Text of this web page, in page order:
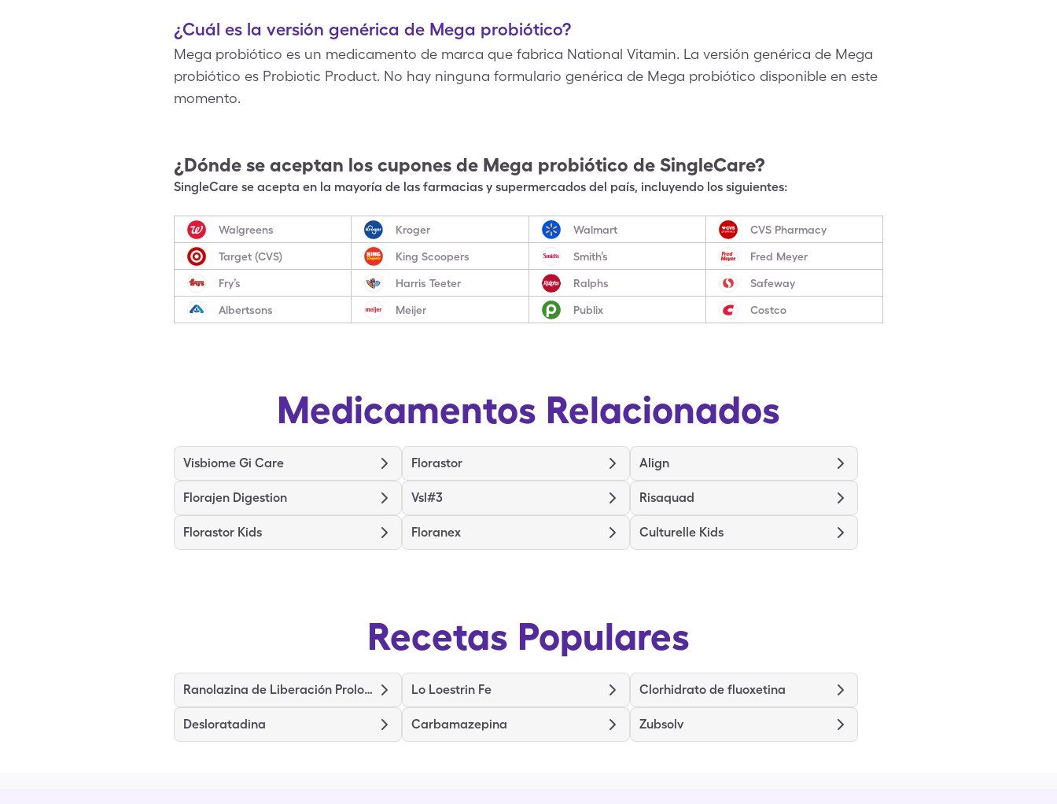
¿Cuál es la versión genérica de Mega probiótico?
Mega probiótico es un medicamento de marca que fabrica National Vitamin. La versión genérica de Mega
probiótico es Probiotic Product. No hay ninguna formulario genérica de Mega probiótico disponible en este
momento.
¿Dónde se aceptan los cupones de Mega probiótico de SingleCare?
SingleCare se acepta en la mayoría de las farmacias y supermercados del país, incluyendo los siguientes:
Walgreens Kroger Walmart CVS Pharmacy
Target (CVS) King Scoopers Smith’s Fred Meyer
Fry’s Harris Teeter Ralphs Safeway
Albertsons Meijer Publix Costco
Medicamentos Relacionados
Visbiome Gi Care Florastor Align
Florajen Digestion Vsl#3 Risaquad
Florastor Kids Floranex Culturelle Kids
Recetas Populares
Ranolazina de Liberación Prolongada Lo Loestrin Fe Clorhidrato de fluoxetina
Desloratadina Carbamazepina Zubsolv